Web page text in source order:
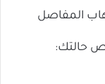
المفاصل
حالتك: